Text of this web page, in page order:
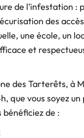
de l’infestation :
des
une école, un
et
des Tarterêts, à
que vous soyez
de :